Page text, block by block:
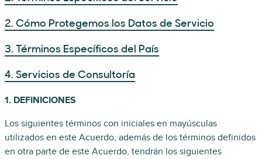
2. Cómo Protegemos los Datos de Servicio
3. Términos Específicos del País
4. Servicios de Consultoría
1. DEFINICIONES
Los siguientes términos con iniciales en mayúsculas
utilizados en este Acuerdo, además de los términos definidos
en otra parte de este Acuerdo, tendrán los siguientes